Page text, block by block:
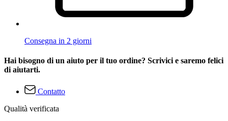
Consegna in 2 giorni
Hai bisogno di un aiuto per il tuo ordine? Scrivici e saremo felici
di aiutarti.
Contatto
Qualità verificata